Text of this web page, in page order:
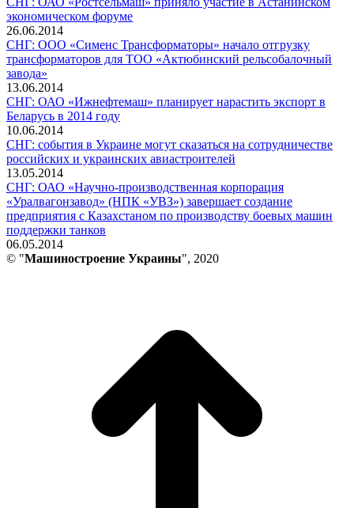
экономическом форуме
26.06.2014
СНГ: ООО «Сименс Трансформаторы» начало отгрузку
трансформаторов для ТОО «Актюбинский рельсобалочный
завода»
13.06.2014
СНГ: ОАО «Ижнефтемаш» планирует нарастить экспорт в
Беларусь в 2014 году
10.06.2014
СНГ: события в Украине могут сказаться на сотрудничестве
российских и украинских авиастроителей
13.05.2014
СНГ: ОАО «Научно-производственная корпорация
«Уралвагонзавод» (НПК «УВЗ») завершает создание
предприятия с Казахстаном по производству боевых машин
поддержки танков
06.05.2014
© "Машиностроение Украины", 2020